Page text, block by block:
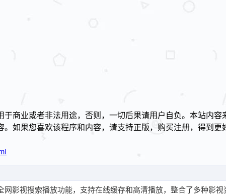
商业或者非法用途，否则，一切后果请用户自负。本站内
如果您喜欢该程序和内容，请支持正版，购买注册，得到
影视搜索播放功能，支持在线缓存和高清播放，整合了多种影视